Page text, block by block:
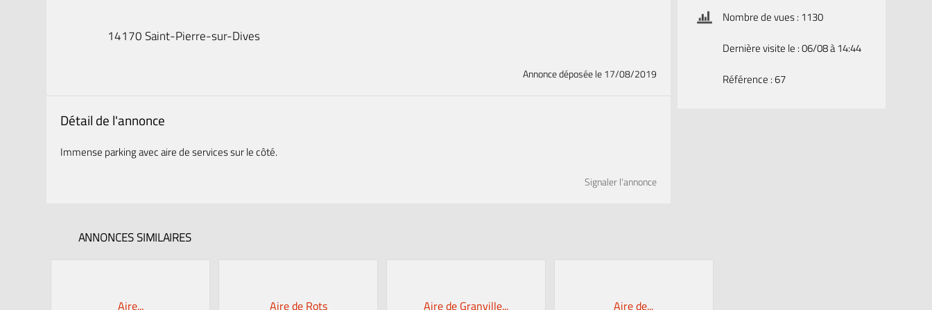
14170 Saint-Pierre-sur-Dives
Annonce déposéele 17/08/2019
Détail de l'annonce
Immense parking avec aire de services sur le côté.
Signaler l'annonce
Nombre de vues : 1130
Dernière visite le : 06/08 à 14:44
Référence : 67
ANNONCES SIMILAIRES
Aire... Aire de Rots Aire de Granville... Aire de...